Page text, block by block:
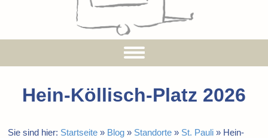
Hein-Köllisch-Platz 2026
Sie sind hier: Startseite » Blog » Standorte » St. Pauli » Hein-